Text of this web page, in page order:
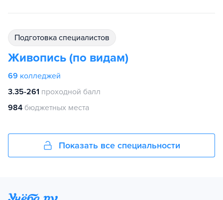
подготовка специалистов
Живопись (по видам)
69 колледжей
3.35-261 проходной балл
984 бюджетных места
Показать все специальности